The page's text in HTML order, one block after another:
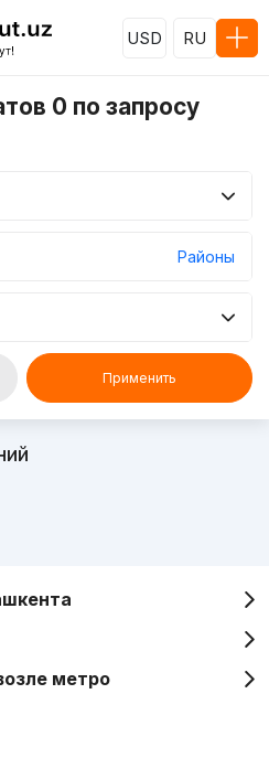
USD RU
0 по запросу
Районы
Применить
метро